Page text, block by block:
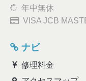
年中無休
VISA JCB
ナビ
修理料金